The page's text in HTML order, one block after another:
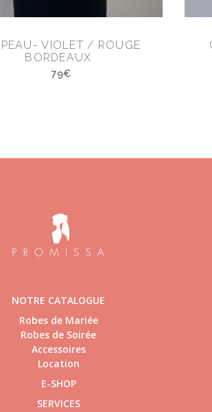
VIOLET / ROUGE
BORDEAUX
79€
NOTRE CATALOGUE
Robes de Mariée
Robes de Soirée
Accessoires
Location
E-SHOP
SERVICES